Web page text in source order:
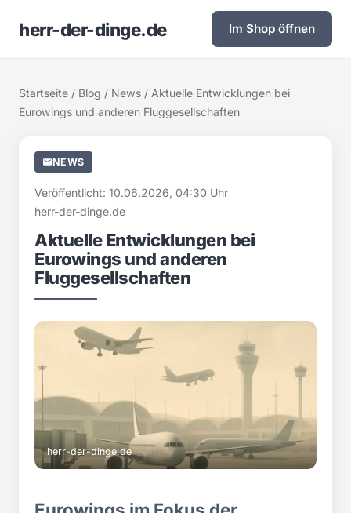
herr-der-dinge.de Im Shop öffnen
Startseite / Blog / News / Aktuelle Entwicklungen bei
Eurowings und anderen Fluggesellschaften
NEWS
Veröffentlicht: 10.06.2026, 04:30 Uhr
herr-der-dinge.de
Aktuelle Entwicklungen bei
Eurowings und anderen
Fluggesellschaften
herr-der-dinge.de